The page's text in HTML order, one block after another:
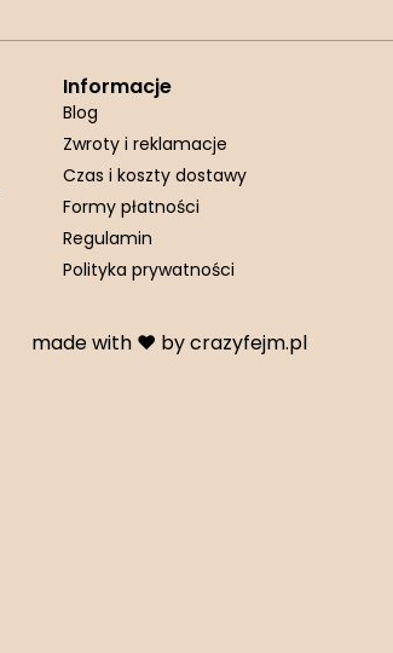
Informacje
Blog
Zwroty i reklamacje
Czas i koszty dostawy
Formy płatności
Regulamin
Polityka prywatności
made with ❤️ bycrazyfejm.pl